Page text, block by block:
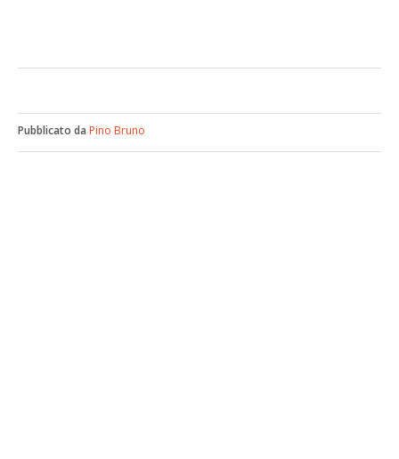
Pubblicato da Pino Bruno